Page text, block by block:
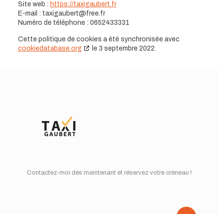
Site web : https://taxigaubert.fr
E-mail : taxigaubert@free.fr
Numéro de téléphone : 0652433331
Cette politique de cookies a été synchronisée avec
cookiedatabase.org
le 3 septembre 2022.
Contactez-moi dès maintenant et réservez votre créneau !